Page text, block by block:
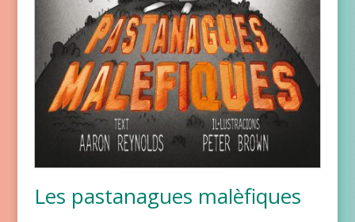
Les pastanagues malèfiques